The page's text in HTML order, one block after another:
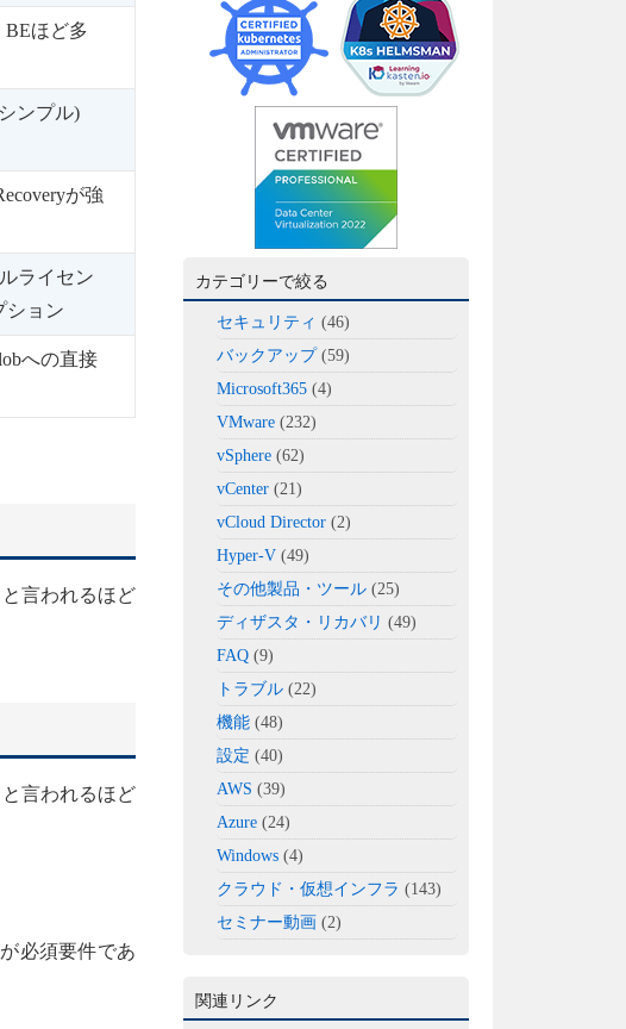
BEほど多
ンプル)
が強
ライセン
ション
への直接
言われるほど
言われるほど
必須要件であ
カテゴリーで絞る
セキュリティ (46)
バックアップ(59)
Microsoft365 (4)
VMware (232)
vSphere (62)
vCenter (21)
vCloud Director (2)
Hyper-V (49)
その他製品・ツール (25)
ディザスタ・リカバリ (49)
FAQ (9)
トラブル (22)
機能 (48)
設定 (40)
AWS (39)
Azure (24)
Windows (4)
クラウド・仮想インフラ (143)
セミナー動画 (2)
関連リンク